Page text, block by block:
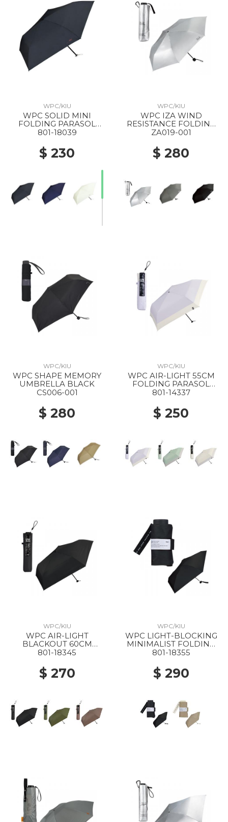
WPC/KIU
WPC SOLID MINI
FOLDING PARASOL
BLACK
801-18039
$ 230
WPC/KIU
WPC IZA WIND
RESISTANCE FOLDING
PARASOL SILVER
ZA019-001
$ 280
WPC/KIU
WPC SHAPE MEMORY
UMBRELLA BLACK
CS006-001
$ 280
WPC/KIU
WPC AIR-LIGHT 55CM
FOLDING PARASOL
LAVENDER X OFF
801-14337
$ 250
WPC/KIU
WPC AIR-LIGHT
BLACKOUT 60CM
FOLDING PARASOL
801-18345
$ 270
WPC/KIU
WPC LIGHT-BLOCKING
MINIMALIST FOLDING
PARASOL BLACK
801-18355
$ 290